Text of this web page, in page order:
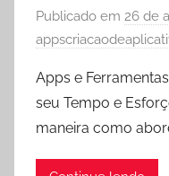
Publicado em 26 de
Apps e
seu Tempo e
maneira como